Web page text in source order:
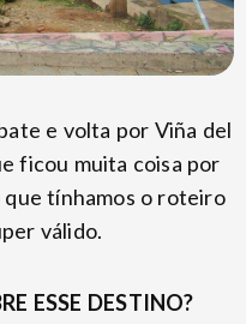
e volta por Viña del
ficou muita coisa por
que tínhamos o roteiro
válido.
ESSE DESTINO?